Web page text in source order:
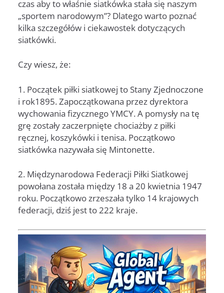
czas aby to właśnie siatkówka stała się naszym
„sportem narodowym”? Dlatego warto poznać
kilka szczegółów i ciekawostek dotyczących
siatkówki.
Czy wiesz, że:
1. Początek piłki siatkowej to Stany Zjednoczone
i rok1895. Zapoczątkowana przez dyrektora
wychowania fizycznego YMCY. A pomysły na tę
grę zostały zaczerpnięte chociażby z piłki
ręcznej, koszykówki i tenisa. Początkowo
siatkówka nazywała się Mintonette.
2. Międzynarodowa Federacji Piłki Siatkowej
powołana została między 18 a 20 kwietnia 1947
roku. Początkowo zrzeszała tylko 14 krajowych
federacji, dziś jest to 222 kraje.